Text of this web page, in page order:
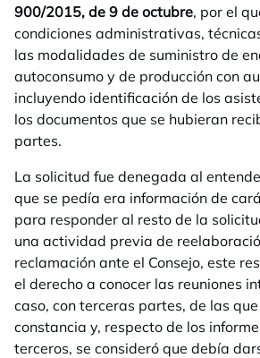
900/2015, de 9 de octubre, por el
condiciones administrativas,
las modalidades de suministro de
autoconsumo y de producción con
incluyendo identificación de los
los documentos que se hubieran
partes.
La solicitud fue denegada al
que se pedía era información de
para responder al resto de la
una actividad previa de
reclamación ante el Consejo, este
el derecho a conocer las reuniones
caso, con terceras partes, de las
constancia y, respecto de los
terceros, se consideró que debía